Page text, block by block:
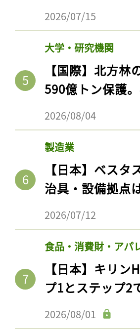
2026/07/15
大学・研究機関
【国際】北方
590億トン保護
2026/08/04
製造業
【日本】ベス
治具・設備拠点
2026/07/12
食品・消費財・アパ
【日本】キリ
プ1とステップ2
2026/08/01